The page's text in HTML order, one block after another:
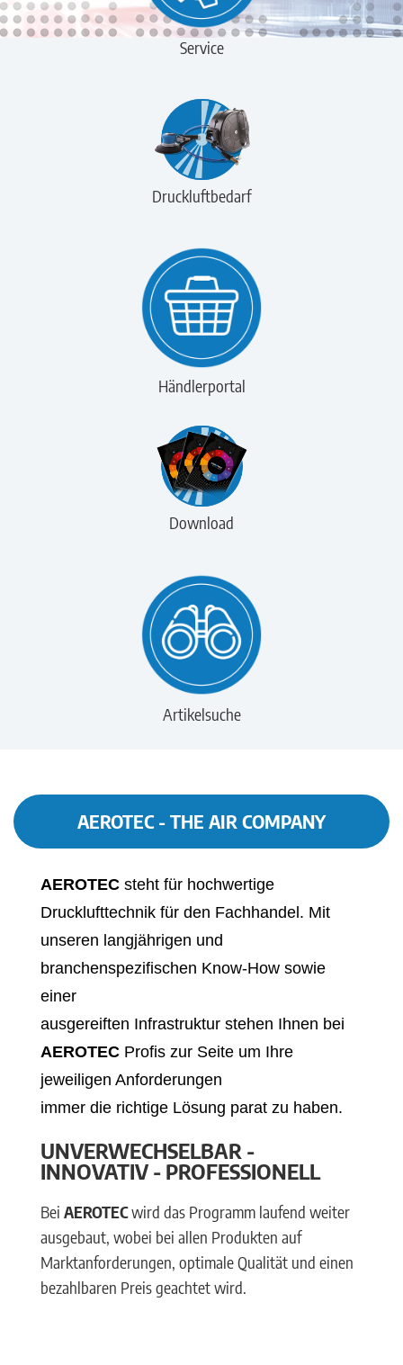
Service
Druckluftbedarf
Händlerportal
Download
Artikelsuche
AEROTEC - THE AIR COMPANY
AEROTEC steht für hochwertige
Drucklufttechnik für den Fachhandel. Mit
unseren langjährigen und
branchenspezifischen Know-How sowie
einer
ausgereiften Infrastruktur stehen Ihnen bei
AEROTEC Profis zur Seite um Ihre
jeweiligen Anforderungen
immer die richtige Lösung parat zu haben.
UNVERWECHSELBAR -
INNOVATIV - PROFESSIONELL
Bei AEROTECwird das Programm laufend weiter
ausgebaut, wobei bei allen Produkten auf
Marktanforderungen, optimale Qualität und einen
bezahlbaren Preis geachtet wird.